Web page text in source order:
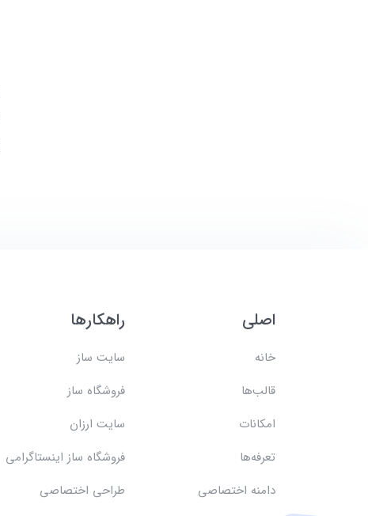
اصلی
خانه
قالب‌ها
امکانات
تعرفه‌ها
دامنه اختصاصی
راهکارها
سایت ساز
فروشگاه ساز
سایت ارزان
فروشگاه ساز اینستاگرامی
طراحی اختصاصی